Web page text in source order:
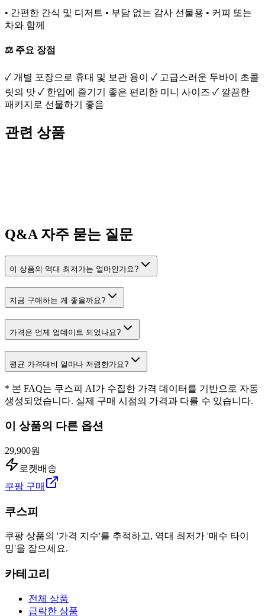
• 간편한 간식 및 디저트 • 부담 없는 감사 선물용 • 커피 또는
차와 함께
⚖️ 주요 장점
✓ 개별 포장으로 휴대 및 보관 용이 ✓ 고급스러운 두바이 초콜
릿의 맛 ✓ 한입에 즐기기 좋은 편리한 미니 사이즈 ✓ 깔끔한
패키지로 선물하기 좋음
관련 상품
Q&A 자주 묻는 질문
이 상품의 역대 최저가는 얼마인가요?
지금 구매하는 게 좋을까요?
가격은 언제 업데이트 되었나요?
평균 가격대비 얼마나 저렴한가요?
* 본 FAQ는 쿠스피 AI가 수집한 가격 데이터를 기반으로 자동
생성되었습니다. 실제 구매 시점의 가격과 다를 수 있습니다.
이 상품의 다른 옵션
29,900원
로켓배송
쿠팡 구매
쿠스피
쿠팡 상품의 '가격 지수'를 추적하고, 역대 최저가 '매수 타이
밍'을 잡으세요.
카테고리
전체 상품
급락한 상품